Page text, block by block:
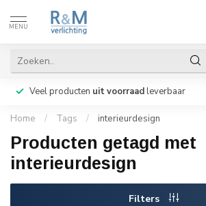
MENU
Veel producten uit voorraadleverbaar
Home / Tags / interieurdesign
Producten getagd met
interieurdesign
Filters